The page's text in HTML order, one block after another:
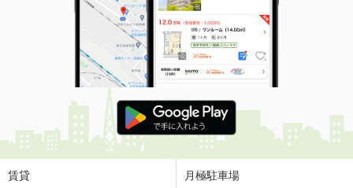
賃貸 月極駐車場